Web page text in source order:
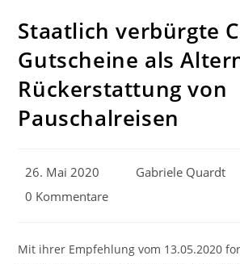
Staatlich verbürgte
Gutscheine als
Rückerstattung von
Pauschalreisen
Beitrag
26. Mai 2020
Beitrags-
Gabriele Quardt
Beitrags-
0 Kommentare
Mit ihrer Empfehlung vom 13.05.2020